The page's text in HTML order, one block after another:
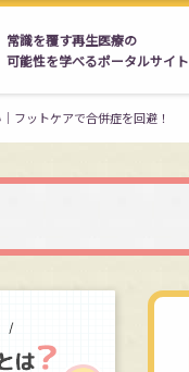
常識を覆す再生医療の
可能性を学べるポータルサイト
フットケアで合併症を回避！